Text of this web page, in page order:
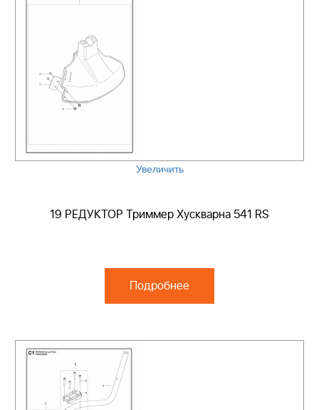
Увеличить
19 РЕДУКТОР Триммер Хускварна 541 RS
Подробнее